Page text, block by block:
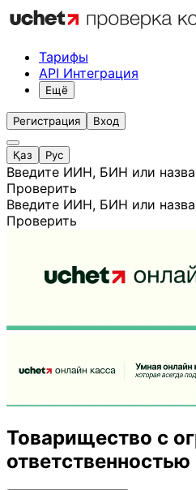
Тарифы
API Интеграция
Ещё
Регистрация Вход
Қаз Рус
Введите ИИН, БИН или
Проверить
Введите ИИН, БИН или
Проверить
Товарищество с